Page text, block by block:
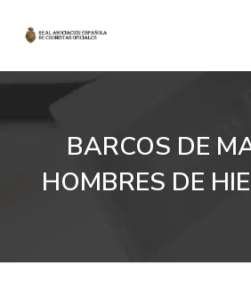
BARCOS DE
HOMBRES DE